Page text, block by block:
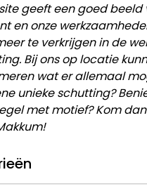
geeft een goed beeld
en onze
te verkrijgen in de
Bij ons op locatie
wat er allemaal
unieke schutting?
met motief? Kom